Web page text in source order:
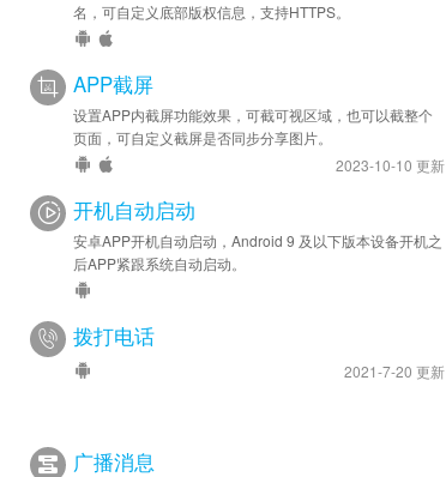
名，可自定义底部版权信息，支持HTTPS。
APP截屏
设置APP内截屏功能效果，可截可视区域，也可以截整个
页面，可自定义截屏是否同步分享图片。
2023-10-10 更新
开机自动启动
安卓APP开机自动启动，Android 9 及以下版本设备开机之
后APP紧跟系统自动启动。
拨打电话
2021-7-20 更新
广播消息